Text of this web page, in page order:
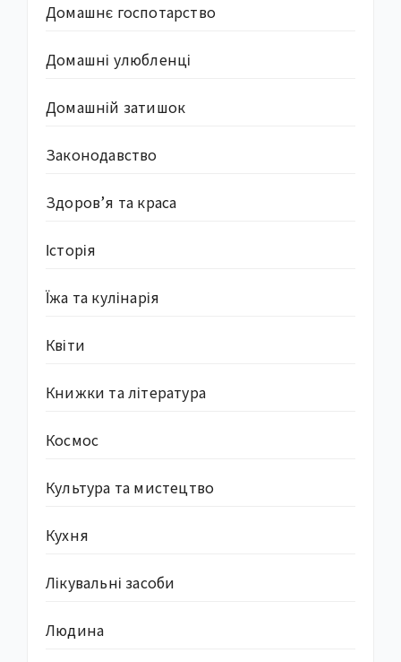
Домашнє госпотарство
Домашні улюбленці
Домашній затишок
Законодавство
Здоров’я та краса
Історія
Їжа та кулінарія
Квіти
Книжки та література
Космос
Культура та мистецтво
Кухня
Лікувальні засоби
Людина